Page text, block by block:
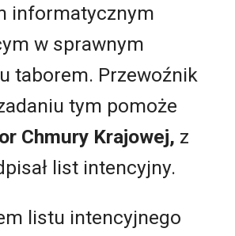
informatycznym
w sprawnym
taborem. Przewoźnik
tym pomoże
Chmury Krajowej, z
list intencyjny.
listu intencyjnego